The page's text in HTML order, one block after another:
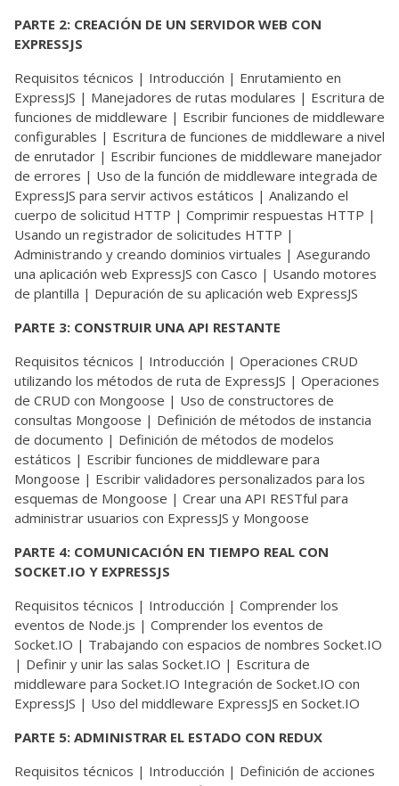
PARTE 2: CREACIÓN DE UN SERVIDOR WEB CON
EXPRESSJS
Requisitos técnicos | Introducción | Enrutamiento en
ExpressJS | Manejadores de rutas modulares | Escritura de
funciones de middleware | Escribir funciones de middleware
configurables | Escritura de funciones de middleware a nivel
de enrutador | Escribir funciones de middleware manejador
de errores | Uso de la función de middleware integrada de
ExpressJS para servir activos estáticos | Analizando el
cuerpo de solicitud HTTP | Comprimir respuestas HTTP |
Usando un registrador de solicitudes HTTP |
Administrando y creando dominios virtuales | Asegurando
una aplicación web ExpressJS con Casco | Usando motores
de plantilla | Depuración de su aplicación web ExpressJS
PARTE 3: CONSTRUIR UNA API RESTANTE
Requisitos técnicos | Introducción | Operaciones CRUD
utilizando los métodos de ruta de ExpressJS | Operaciones
de CRUD con Mongoose | Uso de constructores de
consultas Mongoose | Definición de métodos de instancia
de documento | Definición de métodos de modelos
estáticos | Escribir funciones de middleware para
Mongoose | Escribir validadores personalizados para los
esquemas de Mongoose | Crear una API RESTful para
administrar usuarios con ExpressJS y Mongoose
PARTE 4: COMUNICACIÓN EN TIEMPO REAL CON
SOCKET.IO Y EXPRESSJS
Requisitos técnicos | Introducción | Comprender los
eventos de Node.js | Comprender los eventos de
Socket.IO | Trabajando con espacios de nombres Socket.IO
| Definir y unir las salas Socket.IO | Escritura de
middleware para Socket.IO Integración de Socket.IO con
ExpressJS | Uso del middleware ExpressJS en Socket.IO
PARTE 5: ADMINISTRAR EL ESTADO CON REDUX
Requisitos técnicos | Introducción | Definición de acciones